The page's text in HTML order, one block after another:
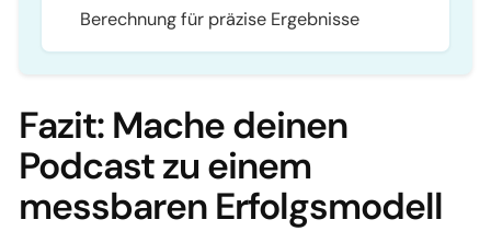
Berechnung für präzise Ergebnisse
Fazit: Mache deinen
Podcast zu einem
messbaren Erfolgsmodell